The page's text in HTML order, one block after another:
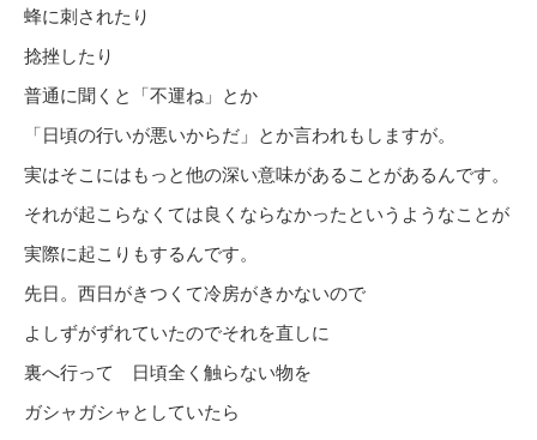
蜂に刺されたり
捻挫したり
普通に聞くと「不運ね」とか
「日頃の行いが悪いからだ」とか言われもしますが。
実はそこにはもっと他の深い意味があることがあるんです。
それが起こらなくては良くならなかったというようなことが
実際に起こりもするんです。
先日。西日がきつくて冷房がきかないので
よしずがずれていたのでそれを直しに
裏へ行って 日頃全く触らない物を
ガシャガシャとしていたら